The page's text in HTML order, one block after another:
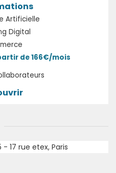
Artificielle
Digital
de 166€/mois
- 17 rue etex, Paris